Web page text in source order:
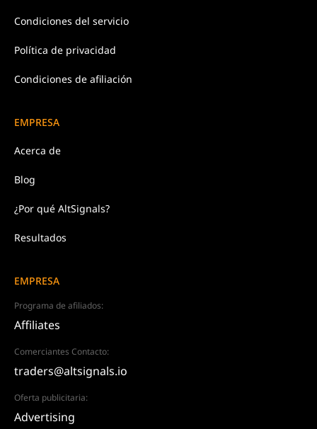
Condiciones del servicio
Política de privacidad
Condiciones de afiliación
EMPRESA
Acerca de
Blog
¿Por qué AltSignals?
Resultados
EMPRESA
Programa de afiliados:
Affiliates
Comerciantes Contacto:
traders@altsignals.io
Oferta publicitaria:
Advertising